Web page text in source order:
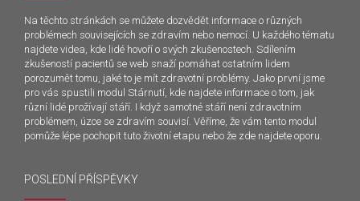
Na těchto stránkách se můžete dozvědět informace o různých
problémech souvisejících se zdravím nebo nemocí. U každého tématu
najdete videa, kde lidé hovoří o svých zkušenostech. Sdílením
zkušeností pacientů se web snaží pomáhat ostatním lidem
porozumět tomu, jaké to je mít zdravotní problémy. Jako první jsme
pro vás spustili modul Stárnutí, kde najdete informace o tom, jak
různí lidé prožívají stáří. I když samotné stáří není zdravotním
problémem, úzce se zdravím souvisí. Věříme, že vám tento modul
pomůže lépe pochopit tuto životní etapu nebo že zde najdete oporu.
POSLEDNÍ PŘÍSPĚVKY